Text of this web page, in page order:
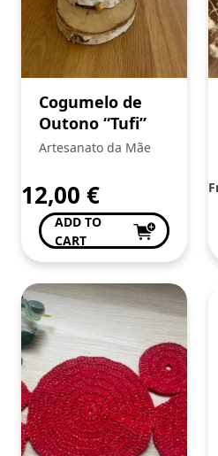
Cogumelo de
Outono “Tufi”
Artesanato da Mãe
12,00 €
ADD TO
CART